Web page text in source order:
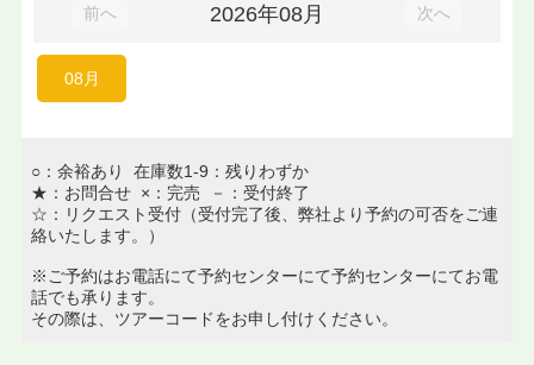
前へ 2026年08月 次へ
08月
○：余裕あり 在庫数1-9：残りわずか
★：お問合せ ×：完売 －：受付終了
☆：リクエスト受付（受付完了後、弊社より予約の可否をご連
絡いたします。）
※ご予約はお電話にて予約センターにて予約センターにてお電
話でも承ります。
その際は、ツアーコードをお申し付けください。